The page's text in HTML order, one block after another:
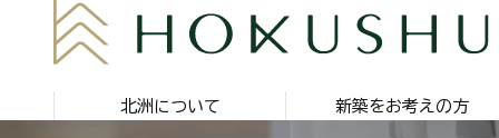
北洲について 新築をお考えの方